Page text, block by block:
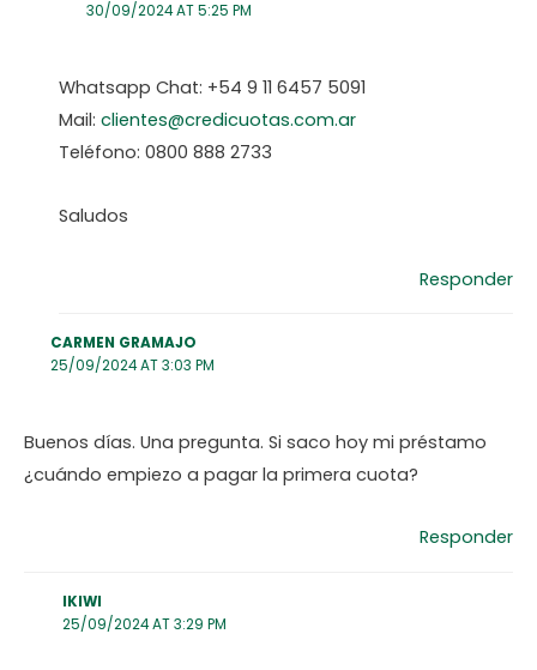
30/09/2024 AT 5:25 PM
Whatsapp Chat: +54 9 11 6457 5091
Mail:clientes@credicuotas.com.ar
Teléfono: 0800 888 2733
Saludos
Responder
CARMEN GRAMAJO
25/09/2024 AT 3:03 PM
Buenos días. Una pregunta. Si saco hoy mi préstamo
¿cuándo empiezo a pagar la primera cuota?
Responder
IKIWI
25/09/2024 AT 3:29 PM